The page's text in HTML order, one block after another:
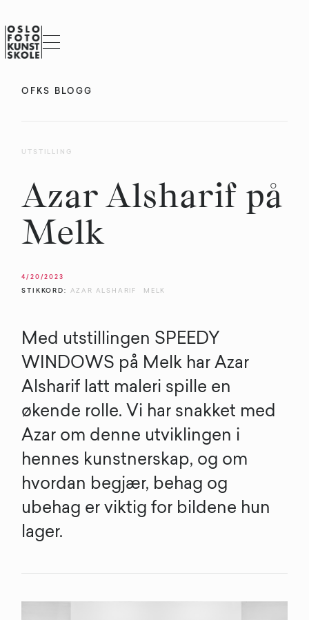
OFKS BLOGG
UTSTILLING
Azar Alsharif på
Melk
4/20/2023
STIKKORD: AZAR ALSHARIF MELK
Med utstillingen SPEEDY
WINDOWS på Melk har Azar
Alsharif latt maleri spille en
økende rolle. Vi har snakket med
Azar om denne utviklingen i
hennes kunstnerskap, og om
hvordan begjær, behag og
ubehag er viktig for bildene hun
lager.